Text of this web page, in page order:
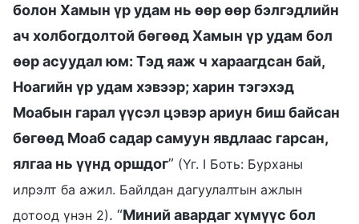
болон Хамын үр удам нь өөр өөр бэлгэдлийн
ач холбогдолтой бөгөөд Хамын үр удам бол
өөр асуудал юм: Тэд яаж ч хараагдсан бай,
Ноагийн үр удам хэвээр; харин тэгэхэд
Моабын гарал үүсэл цэвэр ариун биш байсан
бөгөөд Моаб садар самуун явдлаас гарсан,
ялгаа нь үүнд оршдог” (Үг. I Боть: Бурханы
илрэлт ба ажил. Байлдан дагуулалтын ажлын
дотоод үнэн 2). “Миний авардаг хүмүүс бол